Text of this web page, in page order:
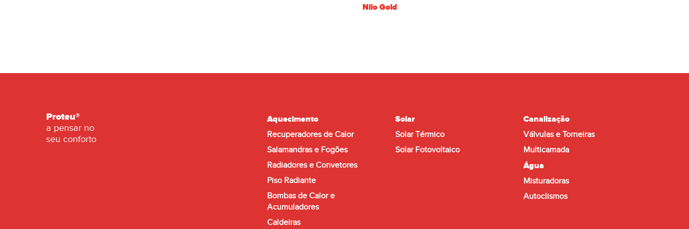
Nilo Gold
Proteu®
a pensar no
seu conforto
Aquecimento
Recuperadores de Calor
Salamandras e Fogões
Radiadores e Convetores
Piso Radiante
Bombas de Calor e
Acumuladores
Caldeiras
Solar
Solar Térmico
Solar Fotovoltaico
Canalização
Válvulas e Torneiras
Multicamada
Água
Misturadoras
Autoclismos